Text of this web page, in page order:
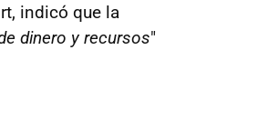
indicó que la
dinero y recursos"